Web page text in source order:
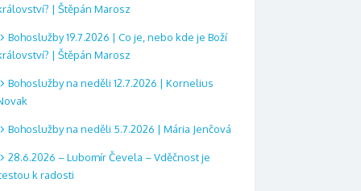
| Štěpán Marosz
Bohoslužby 19.7.2026 | Co je, nebo kde je Boží
| Štěpán Marosz
Bohoslužby na neděli 12.7.2026 | Kornelius
Bohoslužby na neděli 5.7.2026 | Mária Jenčová
28.6.2026 – Lubomír Čevela – Vděčnost je
k radosti